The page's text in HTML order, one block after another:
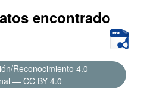
encontrado
Reconocimiento 4.0
— CC BY 4.0